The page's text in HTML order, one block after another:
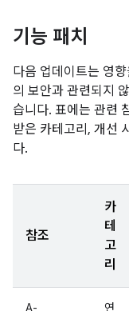
기능 패치
다음 업데이트는 영
의 보안과 관련되지
습니다. 표에는 관련
받은 카테고리, 개선
다.
참조
카
테
고
리
A-
연